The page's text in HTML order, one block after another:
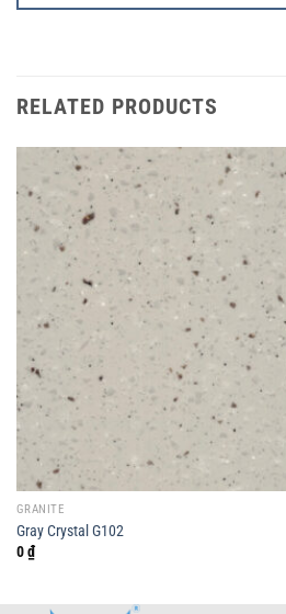
RELATED PRODUCTS
GRANITE
Gray Crystal G102
0₫